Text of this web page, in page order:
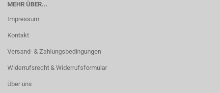
MEHR ÜBER...
Impressum
Kontakt
Versand- & Zahlungsbedingungen
Widerrufsrecht & Widerrufsformular
Über uns